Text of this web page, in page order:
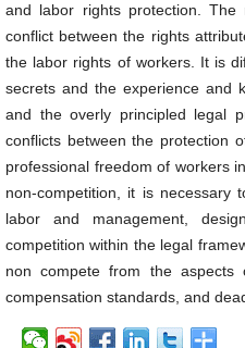
and labor rights protection.
conflict between the rights
the labor rights of workers. It is
secrets and the experience and
and the overly principled legal
conflicts between the protection
professional freedom of workers
non-competition, it is necessary
labor and management,
competition within the legal
non compete from the aspects
compensation standards, and